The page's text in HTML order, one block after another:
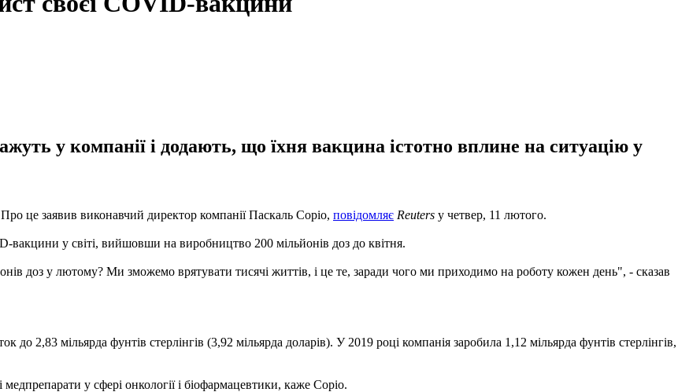
у компанії і додають, що їхня вакцина істотно вплине на ситуацію у
це заявив виконавчий директор компанії Паскаль Соріо, повідомляє Reuters у четвер, 11 лютого.
у світі, вийшовши на виробництво 200 мільйонів доз до квітня.
доз у лютому? Ми зможемо врятувати тисячі життів, і це те, заради чого ми приходимо на роботу кожен день", - сказав
до 2,83 мільярда фунтів стерлінгів (3,92 мільярда доларів). У 2019 році компанія заробила 1,12 мільярда фунтів стерлінгів,
у сфері онкології і біофармацевтики, каже Соріо.